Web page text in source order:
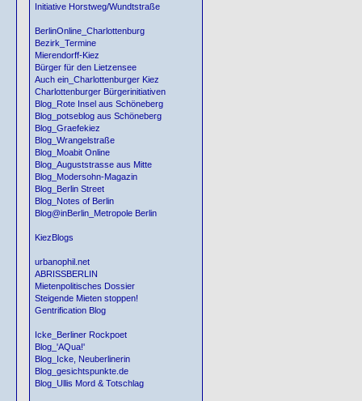
Initiative Horstweg/Wundtstraße
BerlinOnline_Charlottenburg
Bezirk_Termine
Mierendorff-Kiez
Bürger für den Lietzensee
Auch ein_Charlottenburger Kiez
Charlottenburger Bürgerinitiativen
Blog_Rote Insel aus Schöneberg
Blog_potseblog aus Schöneberg
Blog_Graefekiez
Blog_Wrangelstraße
Blog_Moabit Online
Blog_Auguststrasse aus Mitte
Blog_Modersohn-Magazin
Blog_Berlin Street
Blog_Notes of Berlin
Blog@inBerlin_Metropole Berlin
KiezBlogs
urbanophil.net
ABRISSBERLIN
Mietenpolitisches Dossier
Steigende Mieten stoppen!
Gentrification Blog
Icke_Berliner Rockpoet
Blog_'AQua!'
Blog_Icke, Neuberlinerin
Blog_gesichtspunkte.de
Blog_Ullis Mord & Totschlag